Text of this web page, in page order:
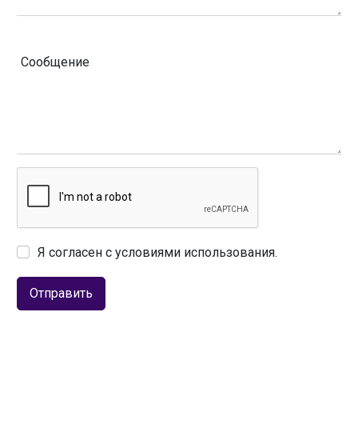
Сообщение
Я согласен с условиями использования.
Отправить